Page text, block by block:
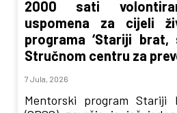
2000 sati
uspomena za cijeli
programa ‘Stariji
Stručnom centru za
7 Jula, 2026
Mentorski program